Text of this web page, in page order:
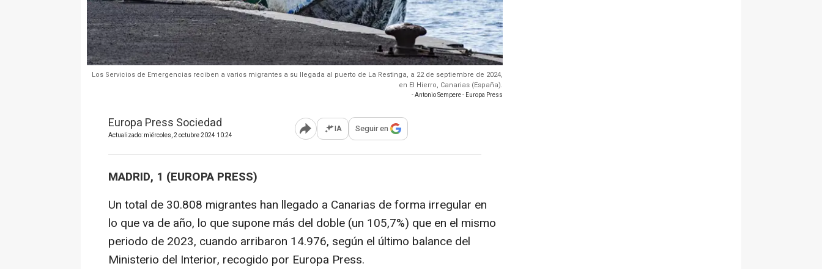
Los Servicios de Emergencias reciben a varios migrantes a su llegada al puerto de La Restinga, a 22 de septiembre de 2024,
en El Hierro, Canarias (España).
- Antonio Sempere - Europa Press
Europa Press Sociedad
Actualizado: miércoles, 2 octubre 2024 10:24 Abrir opciones para compartir
IA Seguir en
MADRID, 1 (EUROPA PRESS)
Un total de 30.808 migrantes han llegado a Canarias de forma irregular en
lo que va de año, lo que supone más del doble (un 105,7%) que en el mismo
periodo de 2023, cuando arribaron 14.976, según el último balance del
Ministerio del Interior, recogido por Europa Press.